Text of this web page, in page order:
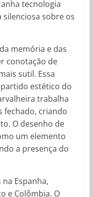
tecnologia
sobre os
memória e das
conotação de
sutil. Essa
estético do
trabalha
fechado, criando
O desenho de
um elemento
a presença do
Espanha,
e Colômbia. O